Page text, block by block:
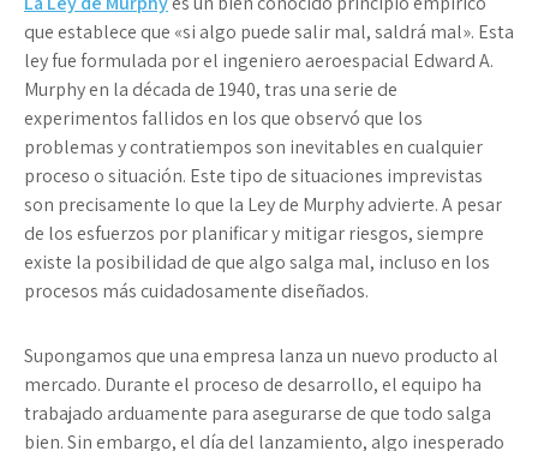
que establece que «si algo puede salir mal, saldrá mal». Esta
ley fue formulada por el ingeniero aeroespacial Edward A.
Murphy en la década de 1940, tras una serie de
experimentos fallidos en los que observó que los
problemas y contratiempos son inevitables en cualquier
proceso o situación. Este tipo de situaciones imprevistas
son precisamente lo que la Ley de Murphy advierte. A pesar
de los esfuerzos por planificar y mitigar riesgos, siempre
existe la posibilidad de que algo salga mal, incluso en los
procesos más cuidadosamente diseñados.
Supongamos que una empresa lanza un nuevo producto al
mercado. Durante el proceso de desarrollo, el equipo ha
trabajado arduamente para asegurarse de que todo salga
bien. Sin embargo, el día del lanzamiento, algo inesperado